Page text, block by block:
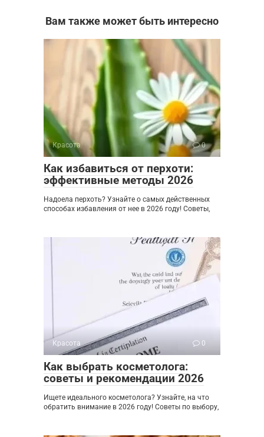
Вам также может быть интересно
Красота 0
Как избавиться от перхоти:
эффективные методы 2026
Надоела перхоть? Узнайте о самых действенных
способах избавления от нее в 2026 году! Советы,
Красота 0
Как выбрать косметолога:
советы и рекомендации 2026
Ищете идеального косметолога? Узнайте, на что
обратить внимание в 2026 году! Советы по выбору,